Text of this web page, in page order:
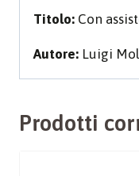
Titolo: Con
Autore: Luigi
Prodotti